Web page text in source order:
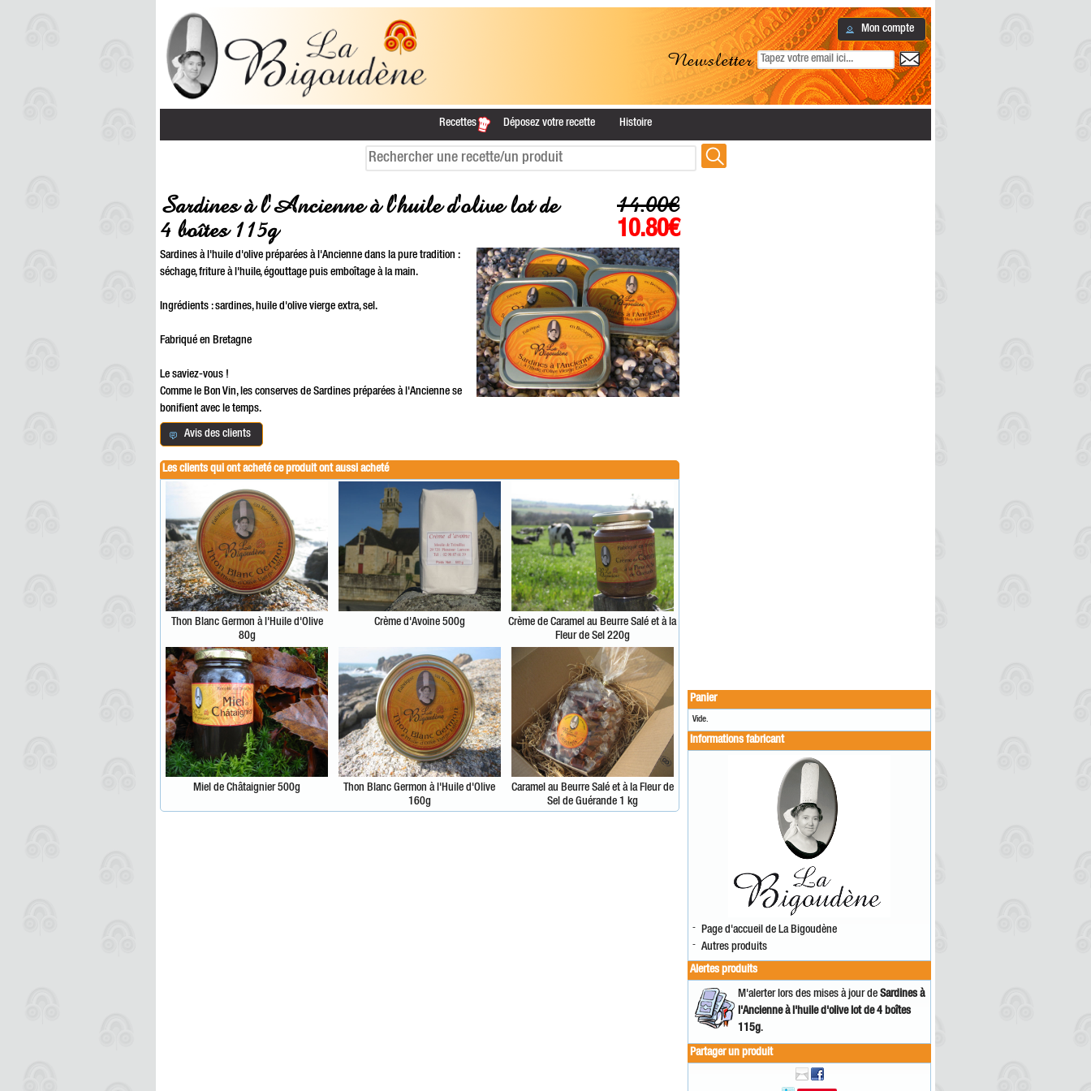
Mon compte
Newsletter
Recettes Déposez votre recette Histoire
Sardines à l'Ancienne à l'huile d'olive lot de
4 boîtes 115g
14.00€
10.80€
Sardines à l'huile d'olive préparées à l'Ancienne dans la pure tradition :
séchage, friture à l'huile, égouttage puis emboîtage à la main.
Ingrédients : sardines, huile d'olive vierge extra, sel.
Fabriqué en Bretagne
Le saviez-vous !
Comme le Bon Vin, les conserves de Sardines préparées à l'Ancienne se
bonifient avec le temps.
Avis des clients
Les clients qui ont acheté ce produit ont aussi acheté
Thon Blanc Germon à l'Huile d'Olive
80g
Crème d'Avoine 500g
Crème de Caramel au Beurre Salé et à la
Fleur de Sel 220g
Miel de Châtaignier 500g
Thon Blanc Germon à l'Huile d'Olive
160g
Caramel au Beurre Salé et à la Fleur de
Sel de Guérande 1 kg
Panier
Vide.
Informations fabricant
- Page d'accueil de La Bigoudène
-
Autres produits
Alertes produits
M'alerter lors des mises à jour de Sardines à
l'Ancienne à l'huile d'olive lot de 4 boîtes
115g.
Partager un produit